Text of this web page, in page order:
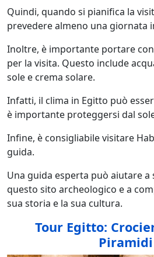
Quindi, quando si pianifica la
prevedere almeno una giornata
Inoltre, è importante portare
per la visita. Questo include
sole e crema solare.
Infatti, il clima in Egitto può
è importante proteggersi dal
Infine, è consigliabile visitare
guida.
Una guida esperta può aiutare a
questo sito archeologico e a
sua storia e la sua cultura.
Tour Egitto: